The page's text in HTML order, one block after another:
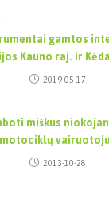
gamtos
Kauno raj. ir
2019-05-17
miškus
motociklų
2013-10-28